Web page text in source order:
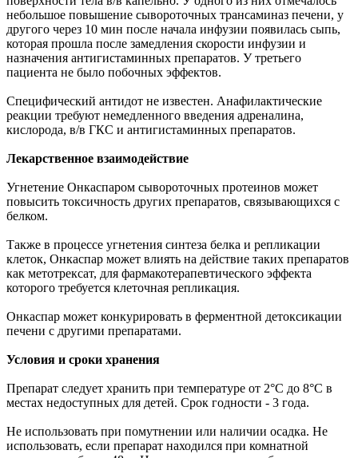
небольшое повышение сывороточных трансаминаз печени, у
другого через 10 мин после начала инфузии появилась сыпь,
которая прошла после замедления скорости инфузии и
назначения антигистаминных препаратов. У третьего
пациента не было побочных эффектов.
Специфический антидот не известен. Анафилактические
реакции требуют немедленного введения адреналина,
кислорода, в/в ГКС и антигистаминных препаратов.
Лекарственное взаимодействие
Угнетение Онкаспаром сывороточных протеинов может
повысить токсичность других препаратов, связывающихся с
белком.
Также в процессе угнетения синтеза белка и репликации
клеток, Онкаспар может влиять на действие таких препаратов
как метотрексат, для фармакотерапевтического эффекта
которого требуется клеточная репликация.
Онкаспар может конкурировать в ферментной детоксикации
печени с другими препаратами.
Условия и сроки хранения
Препарат следует хранить при температуре от 2°С до 8°С в
местах недоступных для детей. Срок годности - 3 года.
Не использовать при помутнении или наличии осадка. Не
использовать, если препарат находился при комнатной